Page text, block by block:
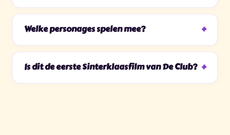
Welke personages spelen mee?
Is dit de eerste Sinterklaasfilm van De Club?